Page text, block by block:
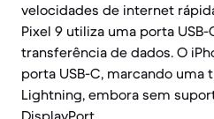
velocidades de internet
Pixel 9 utiliza uma porta
transferência de dados. O
porta USB-C, marcando uma
Lightning, embora sem
DisplayPort.